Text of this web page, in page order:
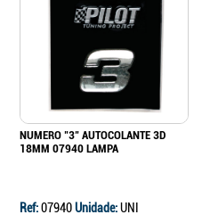
NUMERO "3" AUTOCOLANTE 3D
18MM 07940 LAMPA
Ref:07940Unidade:UNI
Continuar
Ir para o